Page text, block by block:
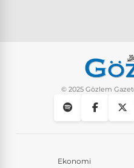
© 2025 Gözlem
Ekonomi